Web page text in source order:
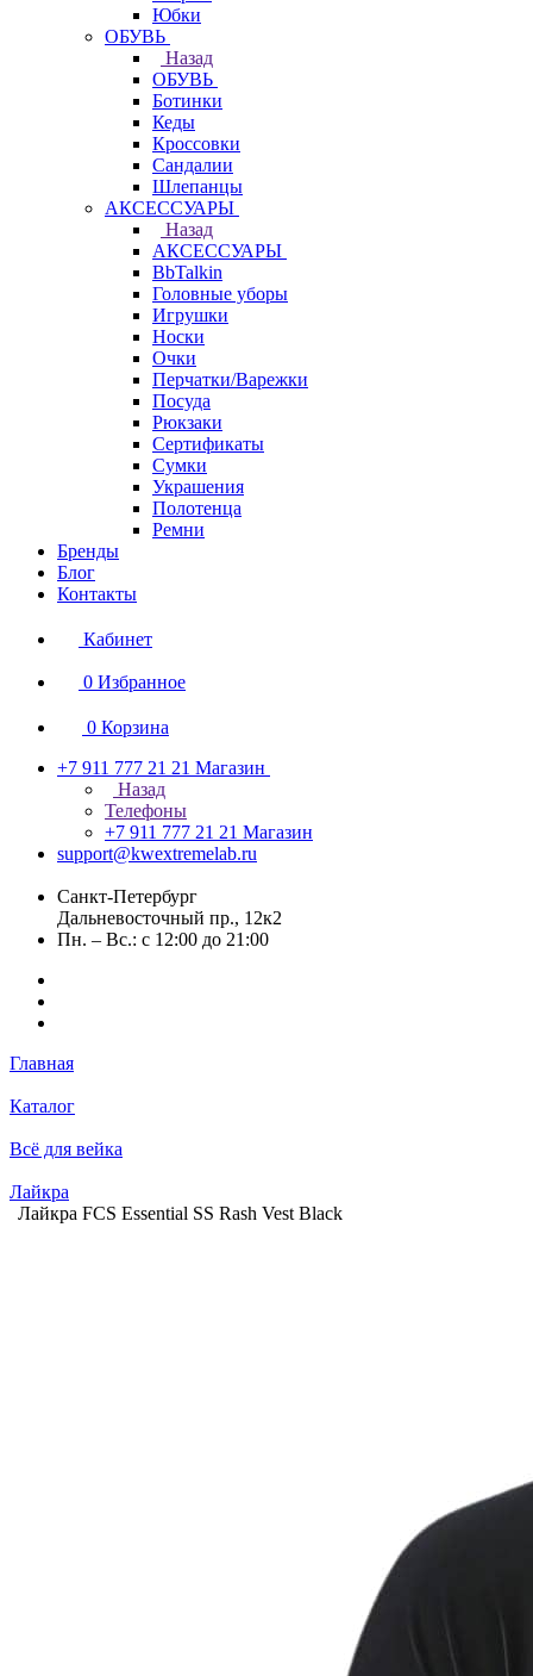
Юбки
ОБУВЬ
Назад
ОБУВЬ
Ботинки
Кеды
Кроссовки
Сандалии
Шлепанцы
АКСЕССУАРЫ
Назад
АКСЕССУАРЫ
BbTalkin
Головные уборы
Игрушки
Носки
Очки
Перчатки/Варежки
Посуда
Рюкзаки
Сертификаты
Сумки
Украшения
Полотенца
Ремни
Бренды
Блог
Контакты
Кабинет
0 Избранное
0 Корзина
+7 911 777 21 21 Магазин
Назад
Телефоны
+7 911 777 21 21 Магазин
support@kwextremelab.ru
Санкт-Петербург
Дальневосточный пр., 12к2
Пн. – Вс.: с 12:00 до 21:00
Главная
Каталог
Всё для вейка
Лайкра
Лайкра FCS Essential SS Rash Vest Black